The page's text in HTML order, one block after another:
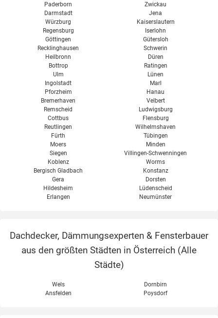
Paderborn
Darmstadt
Würzburg
Regensburg
Göttingen
Recklinghausen
Heilbronn
Bottrop
Ulm
Ingolstadt
Pforzheim
Bremerhaven
Remscheid
Cottbus
Reutlingen
Fürth
Moers
Siegen
Koblenz
Bergisch Gladbach
Gera
Hildesheim
Erlangen
Zwickau
Jena
Kaiserslautern
Iserlohn
Gütersloh
Schwerin
Düren
Ratingen
Lünen
Marl
Hanau
Velbert
Ludwigsburg
Flensburg
Wilhelmshaven
Tübingen
Minden
Villingen-Schwenningen
Worms
Konstanz
Dorsten
Lüdenscheid
Neumünster
Dachdecker, Dämmungsexperten & Fensterbauer
aus den größten Städten in Österreich (Alle
Städte)
Wels
Dornbirn
Ansfelden
Poysdorf